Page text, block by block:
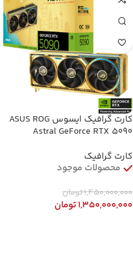
کارت گرافیک ایسوس ASUS ROG
Astral GeForce RTX 5090
کارت گرافیک
محصولات موجود
1,450,000,000تومان
1,350,000,000تومان